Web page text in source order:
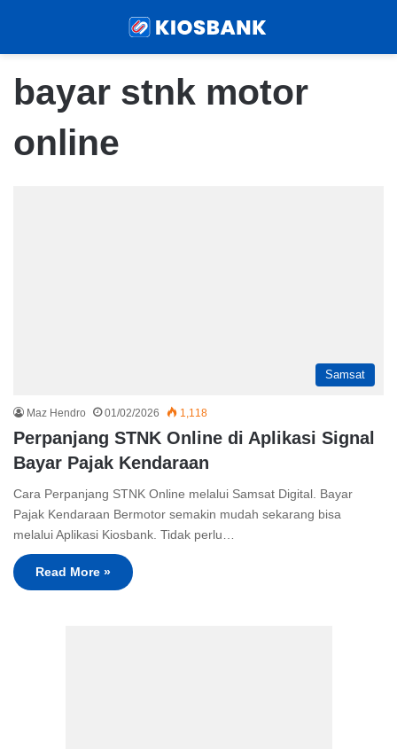
bayar stnk motor
online
Samsat
Maz Hendro 01/02/2026 1,118
Perpanjang STNK Online di Aplikasi Signal
Bayar Pajak Kendaraan
Cara Perpanjang STNK Online melalui Samsat Digital. Bayar
Pajak Kendaraan Bermotor semakin mudah sekarang bisa
melalui Aplikasi Kiosbank. Tidak perlu…
Read More »